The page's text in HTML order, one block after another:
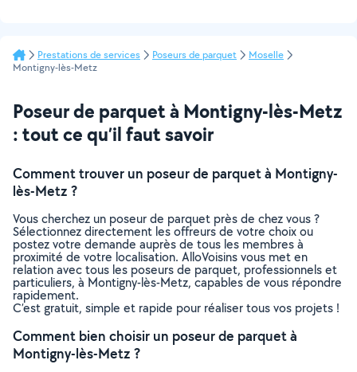
Prestations de services Poseurs de parquet
Moselle
Montigny-lès-Metz
Poseur de parquet à Montigny-lès-Metz
: tout ce qu’il faut savoir
Comment trouver un poseur de parquet à Montigny-
lès-Metz ?
Vous cherchez un poseur de parquet près de chez vous ?
Sélectionnez directement les offreurs de votre choix ou
postez votre demande auprès de tous les membres à
proximité de votre localisation. AlloVoisins vous met en
relation avec tous les poseurs de parquet, professionnels et
particuliers, à Montigny-lès-Metz, capables de vous répondre
rapidement.
C’est gratuit, simple et rapide pour réaliser tous vos projets !
Comment bien choisir un poseur de parquet à
Montigny-lès-Metz ?